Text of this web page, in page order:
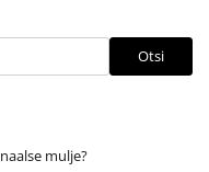
Otsi
mulje?